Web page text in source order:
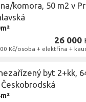
komora, 50 m2 v
26 000
Kč/osoba + elektřina +
byt 2+kk,